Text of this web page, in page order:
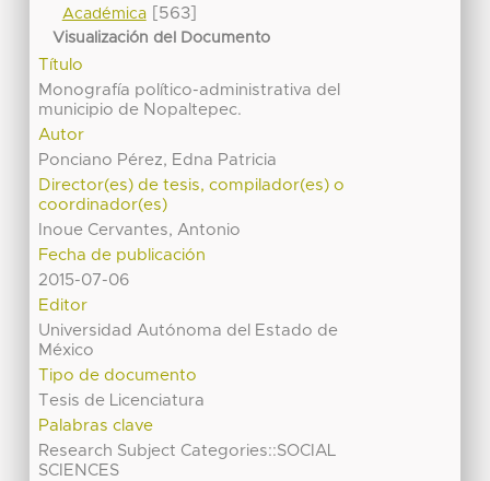
Académica[563]
Visualización del Documento
Título
Monografía político-administrativa del
municipio de Nopaltepec.
Autor
Ponciano Pérez, Edna Patricia
Director(es) de tesis, compilador(es) o
coordinador(es)
Inoue Cervantes, Antonio
Fecha de publicación
2015-07-06
Editor
Universidad Autónoma del Estado de
México
Tipo de documento
Tesis de Licenciatura
Palabras clave
Research Subject Categories::SOCIAL
SCIENCES